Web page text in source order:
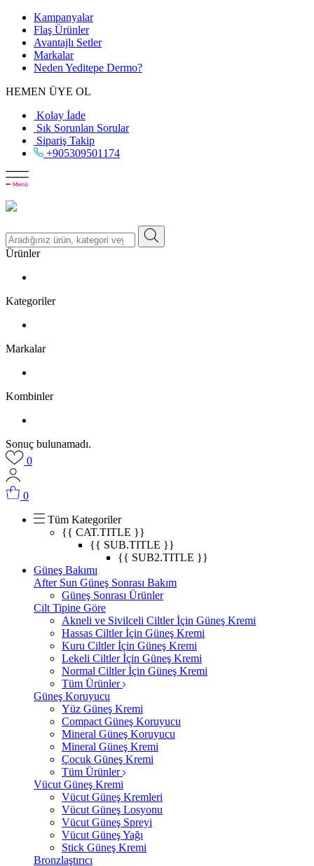
Kampanyalar
Flaş Ürünler
Avantajlı Setler
Markalar
Neden Yeditepe Dermo?
HEMEN ÜYE OL
Kolay İade
Sık Sorunlan Sorular
Sipariş Takip
+905309501174
Ürünler
Kategoriler
Markalar
Kombinler
Sonuç bulunamadı.
0
0
Tüm Kategoriler
{{ CAT.TITLE }}
{{ SUB.TITLE }}
{{ SUB2.TITLE }}
Güneş Bakımı
After Sun Güneş Sonrası Bakım
Güneş Sonrası Ürünler
Cilt Tipine Göre
Akneli ve Sivilceli Ciltler İçin Güneş Kremi
Hassas Ciltler İçin Güneş Kremi
Kuru Ciltler İçin Güneş Kremi
Lekeli Ciltler İçin Güneş Kremi
Normal Ciltler İçin Güneş Kremi
Tüm Ürünler
Güneş Koruyucu
Yüz Güneş Kremi
Compact Güneş Koruyucu
Mineral Güneş Koruyucu
Mineral Güneş Kremi
Çocuk Güneş Kremi
Tüm Ürünler
Vücut Güneş Kremi
Vücut Güneş Kremleri
Vücut Güneş Losyonu
Vücut Güneş Spreyi
Vücut Güneş Yağı
Stick Güneş Kremi
Bronzlaştırıcı